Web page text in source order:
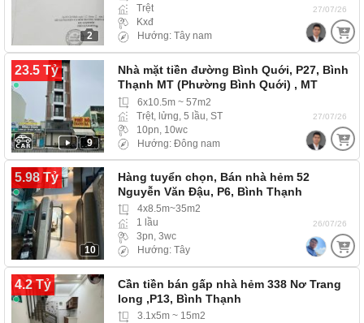
2
Trệt
Kxđ
Hướng: Tây nam
27/07/26
23.5 Tỷ
9
Nhà mặt tiền đường Bình Quới, P27, Bình
Thạnh MT (Phường Bình Quới) , MT
đường lớn,…
6x10.5m ~ 57m2
Trệt, lửng, 5 lầu, ST
10pn, 10wc
Hướng: Đông nam
27/07/26
5.98 Tỷ
10
Hàng tuyển chọn, Bán nhà hẻm 52
Nguyễn Văn Đậu, P6, Bình Thạnh
4x8.5m~35m2
1 lầu
3pn, 3wc
Hướng: Tây
26/07/26
4.2 Tỷ
Cần tiền bán gấp nhà hẻm 338 Nơ Trang
long ,P13, Bình Thạnh
3.1x5m ~ 15m2